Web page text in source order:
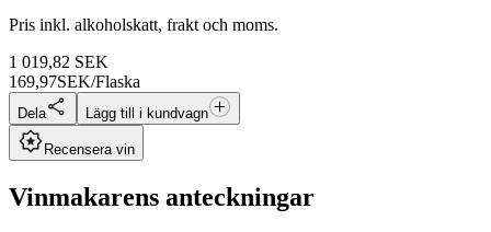
Pris inkl. alkoholskatt, frakt och moms.
1 019,82 SEK
169,97SEK/Flaska
Dela Lägg till i kundvagn
Recensera vin
Vinmakarens anteckningar